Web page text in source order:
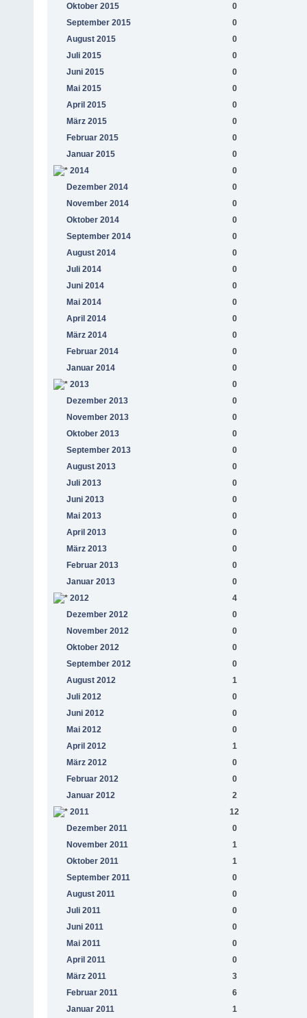
Oktober 2015
0
September 2015
0
August 2015
0
Juli 2015
0
Juni 2015
0
Mai 2015
0
April 2015
0
März 2015
0
Februar 2015
0
Januar 2015
0
2014
0
Dezember 2014
0
November 2014
0
Oktober 2014
0
September 2014
0
August 2014
0
Juli 2014
0
Juni 2014
0
Mai 2014
0
April 2014
0
März 2014
0
Februar 2014
0
Januar 2014
0
2013
0
Dezember 2013
0
November 2013
0
Oktober 2013
0
September 2013
0
August 2013
0
Juli 2013
0
Juni 2013
0
Mai 2013
0
April 2013
0
März 2013
0
Februar 2013
0
Januar 2013
0
2012
4
Dezember 2012
0
November 2012
0
Oktober 2012
0
September 2012
0
August 2012
1
Juli 2012
0
Juni 2012
0
Mai 2012
0
April 2012
1
März 2012
0
Februar 2012
0
Januar 2012
2
2011
12
Dezember 2011
0
November 2011
1
Oktober 2011
1
September 2011
0
August 2011
0
Juli 2011
0
Juni 2011
0
Mai 2011
0
April 2011
0
März 2011
3
Februar 2011
6
Januar 2011
1